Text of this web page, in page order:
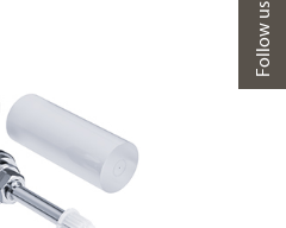
Follow us